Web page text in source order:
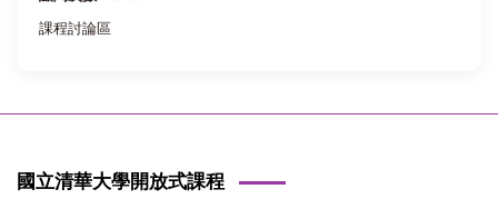
課程討論區
國立清華大學開放式課程